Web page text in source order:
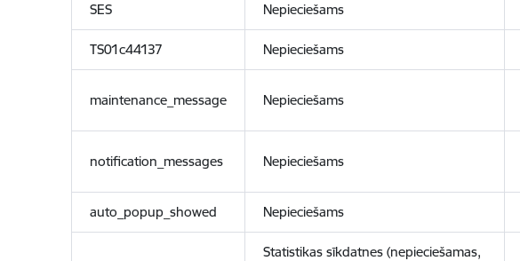
SES Nepieciešams
TS01c44137 Nepieciešams
maintenance_message Nepieciešams
notification_messages Nepieciešams
auto_popup_showed Nepieciešams
Statistikas sīkdatnes (nepieciešamas,